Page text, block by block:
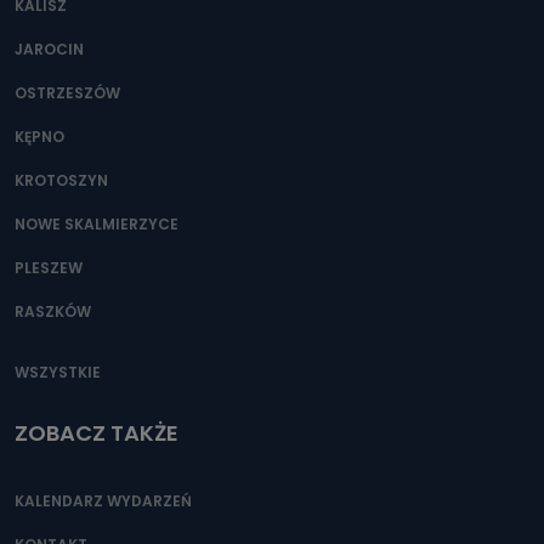
Można to zrobić pod numerem telefonu 62 735-51-05 lub
KALISZ
JAROCIN
OSTRZESZÓW
KĘPNO
KROTOSZYN
NOWE SKALMIERZYCE
PLESZEW
RASZKÓW
WSZYSTKIE
ZOBACZ TAKŻE
KALENDARZ WYDARZEŃ